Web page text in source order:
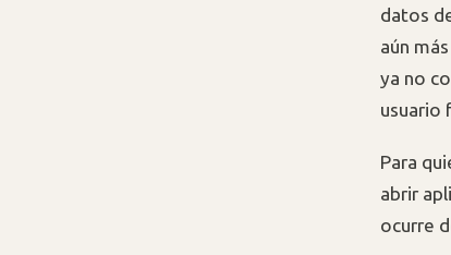
datos
aún
ya no
usuario
Para
abrir
ocurre